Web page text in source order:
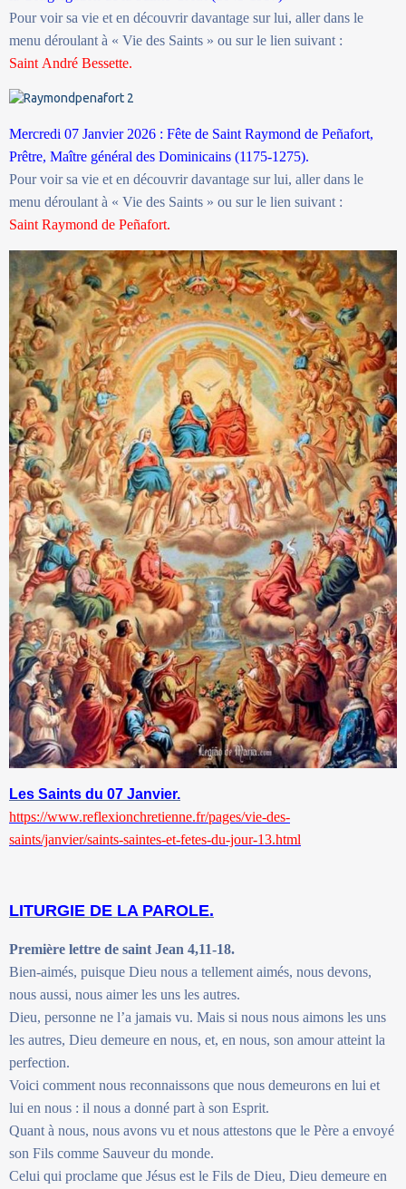
Pour voir sa vie et en découvrir davantage sur lui, aller dans le
menu déroulant à « Vie des Saints » ou sur le lien suivant :
Saint André Bessette.
Mercredi 07 Janvier 2026 : Fête de Saint Raymond de Peñafort,
Prêtre, Maître général des Dominicains (1175-1275).
Pour voir sa vie et en découvrir davantage sur lui, aller dans le
menu déroulant à « Vie des Saints » ou sur le lien suivant :
Saint Raymond de Peñafort.
Les Saints du 07 Janvier.
https://www.reflexionchretienne.fr/pages/vie-des-
saints/janvier/saints-saintes-et-fetes-du-jour-13.html
LITURGIE DE LA PAROLE.
Première lettre de saint Jean 4,11-18.
Bien-aimés, puisque Dieu nous a tellement aimés, nous devons,
nous aussi, nous aimer les uns les autres.
Dieu, personne ne l’a jamais vu. Mais si nous nous aimons les uns
les autres, Dieu demeure en nous, et, en nous, son amour atteint la
perfection.
Voici comment nous reconnaissons que nous demeurons en lui et
lui en nous : il nous a donné part à son Esprit.
Quant à nous, nous avons vu et nous attestons que le Père a envoyé
son Fils comme Sauveur du monde.
Celui qui proclame que Jésus est le Fils de Dieu, Dieu demeure en